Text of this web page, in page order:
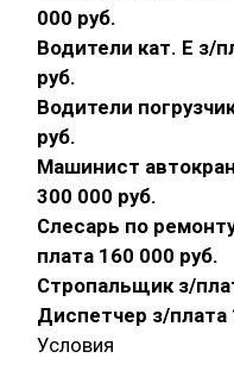
000 руб.
Водители кат. Е з/
руб.
Водители
руб.
Машинист
300 000 руб.
Слесарь по
плата 160 000 руб.
Стропальщик з/
Диспетчер з/плата
Условия